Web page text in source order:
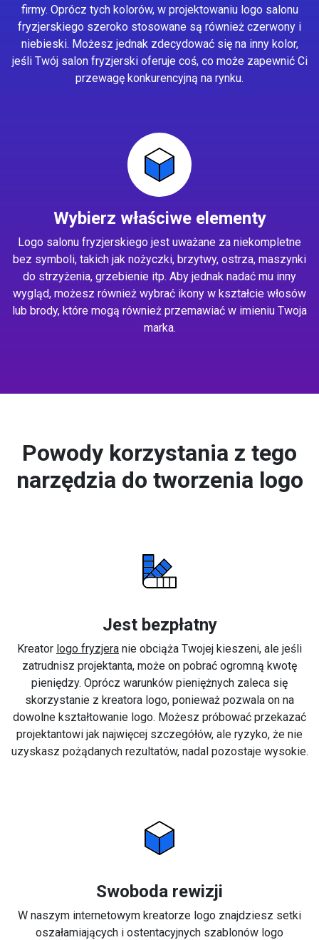
firmy. Oprócz tych kolorów, w projektowaniu logo salonu
fryzjerskiego szeroko stosowane są również czerwony i
niebieski. Możesz jednak zdecydować się na inny kolor,
jeśli Twój salon fryzjerski oferuje coś, co może zapewnić Ci
przewagę konkurencyjną na rynku.
Wybierz właściwe elementy
Logo salonu fryzjerskiego jest uważane za niekompletne
bez symboli, takich jak nożyczki, brzytwy, ostrza, maszynki
do strzyżenia, grzebienie itp. Aby jednak nadać mu inny
wygląd, możesz również wybrać ikony w kształcie włosów
lub brody, które mogą również przemawiać w imieniu Twoja
marka.
Powody korzystania z tego
narzędzia do tworzenia logo
Jest bezpłatny
Kreator logo fryzjera nie obciąża Twojej kieszeni, ale jeśli
zatrudnisz projektanta, może on pobrać ogromną kwotę
pieniędzy. Oprócz warunków pieniężnych zaleca się
skorzystanie z kreatora logo, ponieważ pozwala on na
dowolne kształtowanie logo. Możesz próbować przekazać
projektantowi jak najwięcej szczegółów, ale ryzyko, że nie
uzyskasz pożądanych rezultatów, nadal pozostaje wysokie.
Swoboda rewizji
W naszym internetowym kreatorze logo znajdziesz setki
oszałamiających i ostentacyjnych szablonów logo